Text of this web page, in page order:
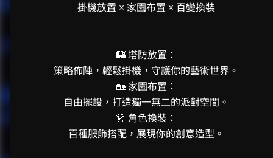
掛機放置 × 家園布置 × 百變換裝
🏰 塔防放置：
策略佈陣，輕鬆掛機，守護你的藝術世界。
🏡 家園布置：
自由擺設，打造獨一無二的派對空間。
👗 角色換裝：
百種服飾搭配，展現你的創意造型。